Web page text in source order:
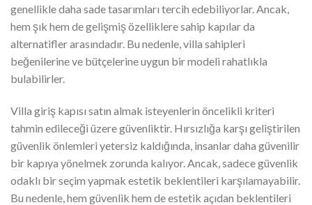
genellikle daha sade tasarımları tercih edebiliyorlar. Ancak,
hem şık hem de gelişmiş özelliklere sahip kapılar da
alternatifler arasındadır. Bu nedenle, villa sahipleri
beğenilerine ve bütçelerine uygun bir modeli rahatlıkla
bulabilirler.
Villa giriş kapısı satın almak isteyenlerin öncelikli kriteri
tahmin edileceği üzere güvenliktir. Hırsızlığa karşı geliştirilen
güvenlik önlemleri yetersiz kaldığında, insanlar daha güvenilir
bir kapıya yönelmek zorunda kalıyor. Ancak, sadece güvenlik
odaklı bir seçim yapmak estetik beklentileri karşılamayabilir.
Bu nedenle, hem güvenlik hem de estetik açıdan beklentileri